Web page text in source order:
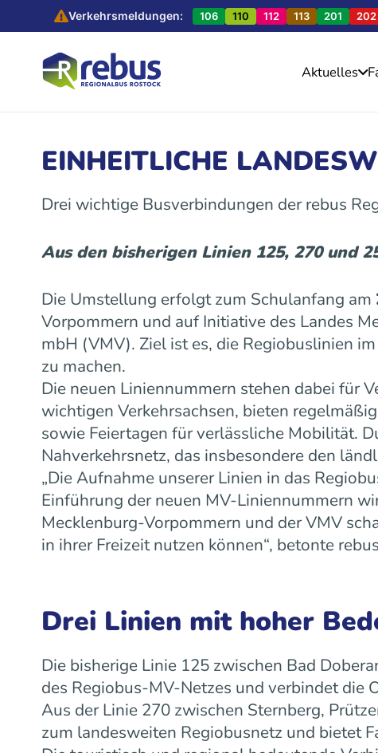
Verkehrsmeldungen: 106 110 112 113 201 202
Aktuelles
EINHEITLICHE
Drei wichtige Busverbindungen der rebus
Aus den bisherigen Linien 125, 270 und
Die Umstellung erfolgt zum Schulanfang am
Vorpommern und auf Initiative des Landes
mbH (VMV). Ziel ist es, die Regiobuslinien
zu machen.
Die neuen Liniennummern stehen dabei für
wichtigen Verkehrsachsen, bieten
sowie Feiertagen für verlässliche Mobilität.
Nahverkehrsnetz, das insbesondere den
„Die Aufnahme unserer Linien in das
Einführung der neuen MV-Liniennummern
Mecklenburg-Vorpommern und der VMV
in ihrer Freizeit nutzen können“, betonte
Drei Linien mit hoher
Die bisherige Linie 125 zwischen Bad
des Regiobus-MV-Netzes und verbindet die
Aus der Linie 270 zwischen Sternberg,
zum landesweiten Regiobusnetz und bietet